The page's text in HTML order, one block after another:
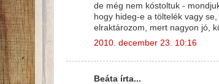
de még nem kóstoltuk -
hogy hideg-e a töltelék vagy
elraktározom, mert nagyon jó,
2010. december 23. 10:16
Beáta írta...